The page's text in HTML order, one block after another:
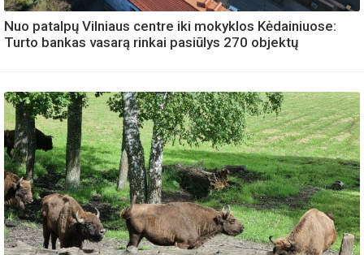
Nuo patalpų Vilniaus centre iki mokyklos Kėdainiuose:
Turto bankas vasarą rinkai pasiūlys 270 objektų